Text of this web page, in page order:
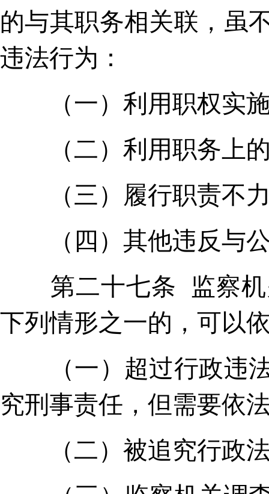
的与其职务相关联，虽
违法行为：
（一）利用职权实施
（二）利用职务上的
（三）履行职责不力
（四）其他违反与公
第二十七条 监察机
下列情形之一的，可以
（一）超过行政违法
究刑事责任，但需要依
（二）被追究行政法